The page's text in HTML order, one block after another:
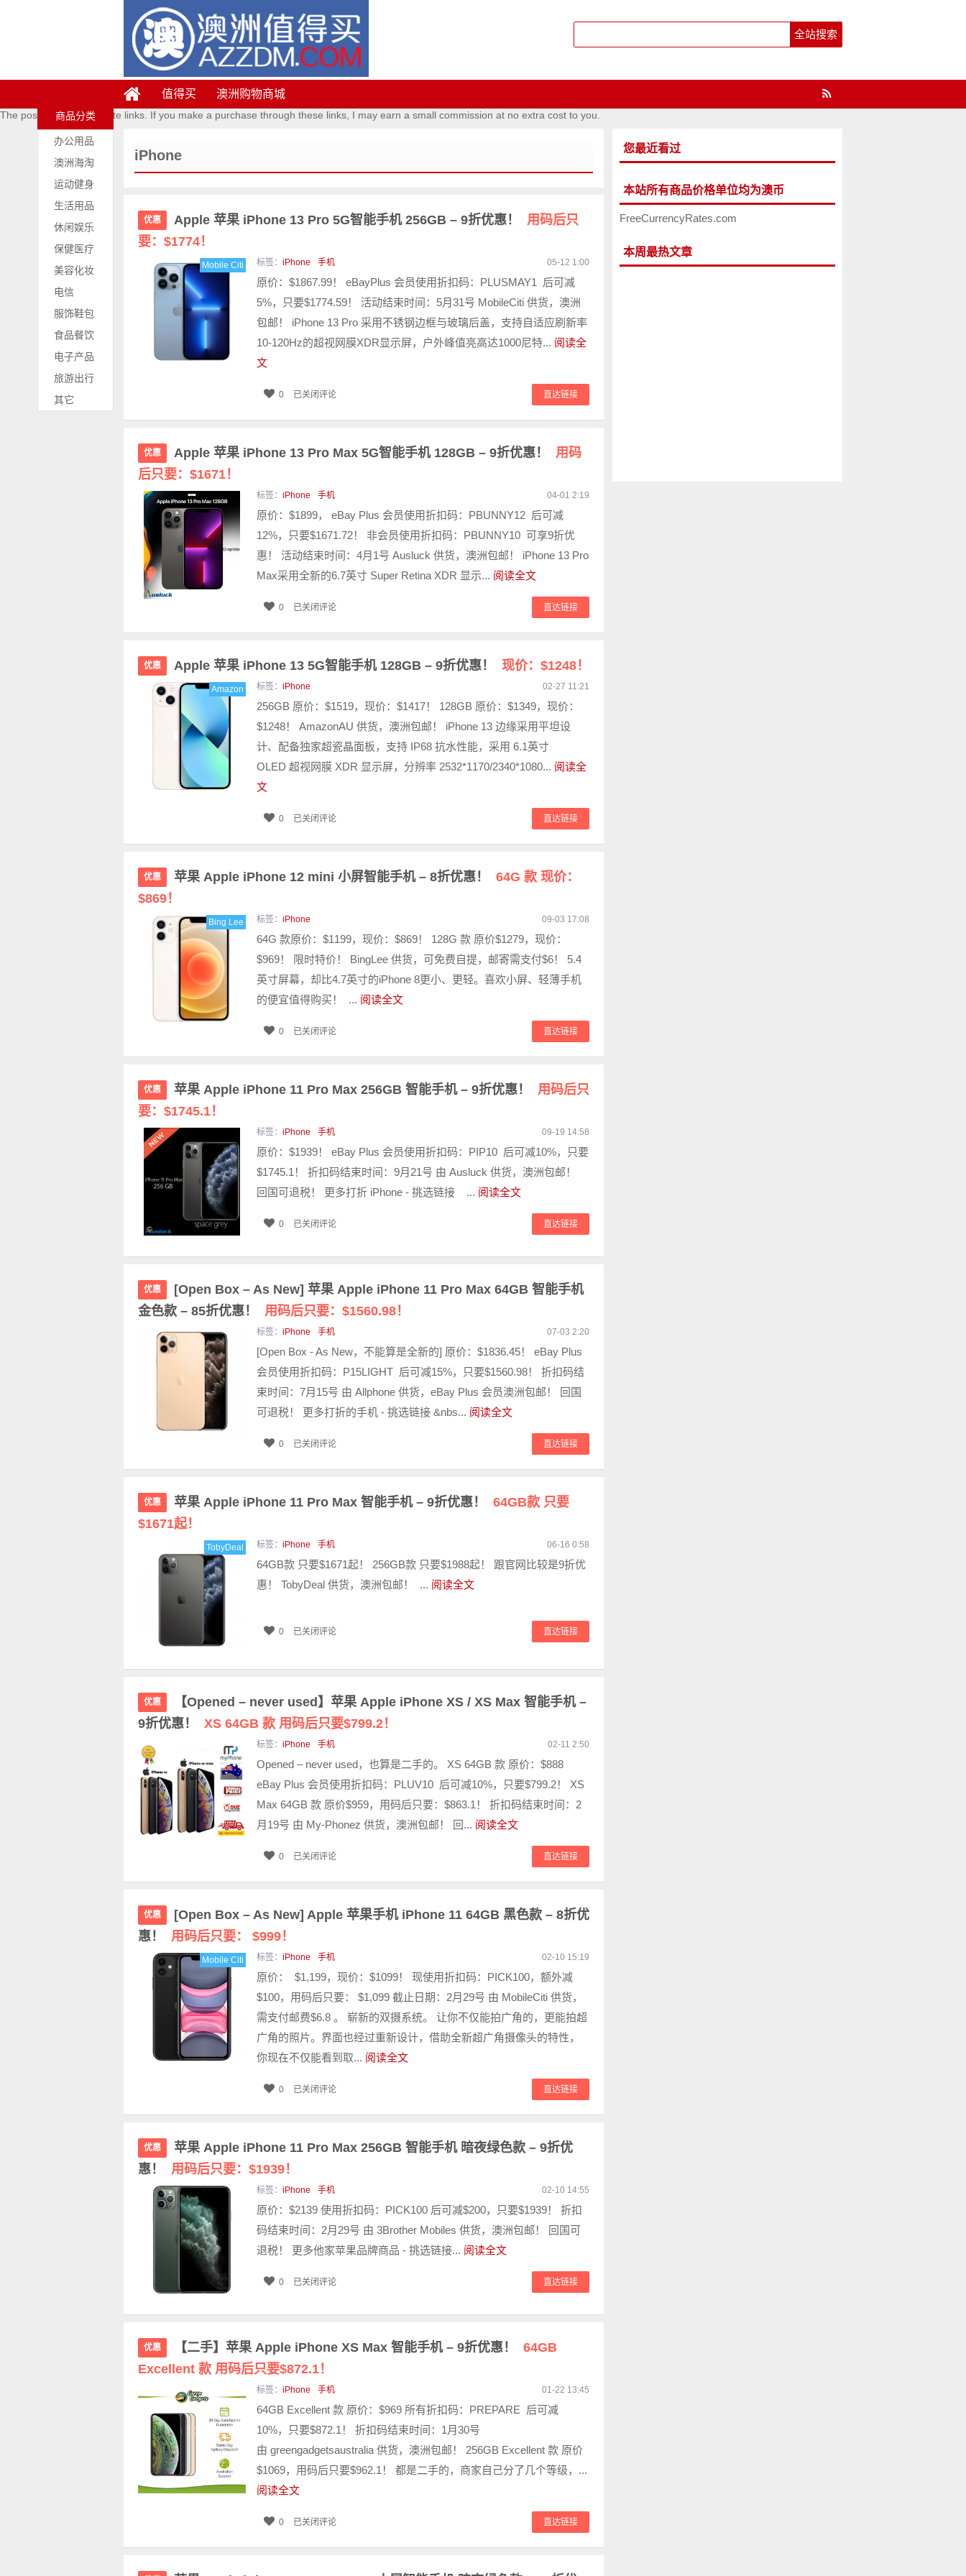
值得买 澳洲购物商城
The posts contains affiliate links. If you make a purchase through these links, I may earn a small commission at no extra cost to you.
商品分类
办公用品
澳洲海淘
运动健身
生活用品
休闲娱乐
保健医疗
美容化妆
电信
服饰鞋包
食品餐饮
电子产品
旅游出行
其它
iPhone
优惠 Apple 苹果 iPhone 13 Pro 5G智能手机 256GB – 9折优惠！
用码后只
要：$1774！
Mobile Citi 标签： iPhone 手机 05-12 1:00
原价：$1867.99！ eBayPlus 会员使用折扣码：PLUSMAY1 后可减
5%，只要$1774.59！ 活动结束时间：5月31号 MobileCiti 供货，澳洲
包邮！ iPhone 13 Pro 采用不锈钢边框与玻璃后盖，支持自适应刷新率
10-120Hz的超视网膜XDR显示屏，户外峰值亮高达1000尼特... 阅读全
文
直达链接
0 已关闭评论
优惠 Apple 苹果 iPhone 13 Pro Max 5G智能手机 128GB – 9折优惠！
用码
后只要：$1671！
标签： iPhone 手机 04-01 2:19
原价：$1899， eBay Plus 会员使用折扣码：PBUNNY12 后可减
12%，只要$1671.72！ 非会员使用折扣码：PBUNNY10 可享9折优
惠！ 活动结束时间：4月1号 Ausluck 供货，澳洲包邮！ iPhone 13 Pro
Max采用全新的6.7英寸 Super Retina XDR 显示... 阅读全文
直达链接
0 已关闭评论
优惠 Apple 苹果 iPhone 13 5G智能手机 128GB – 9折优惠！ 现价：$1248！
Amazon 标签： iPhone 02-27 11:21
256GB 原价：$1519，现价：$1417！ 128GB 原价：$1349，现价：
$1248！ AmazonAU 供货，澳洲包邮！ iPhone 13 边缘采用平坦设
计、配备独家超瓷晶面板，支持 IP68 抗水性能，采用 6.1英寸
OLED 超视网膜 XDR 显示屏，分辨率 2532*1170/2340*1080... 阅读全
文
直达链接
0 已关闭评论
优惠 苹果 Apple iPhone 12 mini 小屏智能手机 – 8折优惠！
64G 款 现价：
$869！
Bing Lee 标签： iPhone 09-03 17:08
64G 款原价：$1199，现价：$869！ 128G 款 原价$1279，现价：
$969！ 限时特价！ BingLee 供货，可免费自提，邮寄需支付$6！ 5.4
英寸屏幕，却比4.7英寸的iPhone 8更小、更轻。喜欢小屏、轻薄手机
的便宜值得购买！ ... 阅读全文
直达链接
0 已关闭评论
优惠 苹果 Apple iPhone 11 Pro Max 256GB 智能手机 – 9折优惠！
用码后只
要：$1745.1！
标签： iPhone 手机 09-19 14:58
原价：$1939！ eBay Plus 会员使用折扣码：PIP10 后可减10%，只要
$1745.1！ 折扣码结束时间：9月21号 由 Ausluck 供货，澳洲包邮！
回国可退税！ 更多打折 iPhone - 挑选链接 ... 阅读全文
直达链接
0 已关闭评论
优惠
[Open Box – As New] 苹果 Apple iPhone 11 Pro Max 64GB 智能手机
金色款 – 85折优惠！
用码后只要：$1560.98！
标签： iPhone 手机 07-03 2:20
[Open Box - As New，不能算是全新的] 原价：$1836.45！ eBay Plus
会员使用折扣码：P15LIGHT 后可减15%，只要$1560.98！ 折扣码结
束时间：7月15号 由 Allphone 供货，eBay Plus 会员澳洲包邮！ 回国
可退税！ 更多打折的手机 - 挑选链接 &nbs... 阅读全文
直达链接
0 已关闭评论
优惠 苹果 Apple iPhone 11 Pro Max 智能手机 – 9折优惠！
64GB款 只要
$1671起！
TobyDeal 标签： iPhone 手机 06-16 0:58
64GB款 只要$1671起！ 256GB款 只要$1988起！ 跟官网比较是9折优
惠！ TobyDeal 供货，澳洲包邮！ ... 阅读全文
直达链接
0 已关闭评论
优惠
【Opened – never used】苹果 Apple iPhone XS / XS Max 智能手机 –
9折优惠！
XS 64GB 款 用码后只要$799.2！
标签： iPhone 手机 02-11 2:50
Opened – never used，也算是二手的。 XS 64GB 款 原价：$888
eBay Plus 会员使用折扣码：PLUV10 后可减10%，只要$799.2！ XS
Max 64GB 款 原价$959，用码后只要：$863.1！ 折扣码结束时间：2
月19号 由 My-Phonez 供货，澳洲包邮！ 回... 阅读全文
直达链接
0 已关闭评论
优惠
[Open Box – As New] Apple 苹果手机 iPhone 11 64GB 黑色款 – 8折优
惠！
用码后只要： $999！
Mobile Citi 标签： iPhone 手机 02-10 15:19
原价： $1,199，现价：$1099！ 现使用折扣码：PICK100，额外减
$100，用码后只要： $1,099 截止日期：2月29号 由 MobileCiti 供货，
需支付邮费$6.8 。 崭新的双摄系统。 让你不仅能拍广角的，更能拍超
广角的照片。界面也经过重新设计，借助全新超广角摄像头的特性，
你现在不仅能看到取... 阅读全文
直达链接
0 已关闭评论
优惠
苹果 Apple iPhone 11 Pro Max 256GB 智能手机 暗夜绿色款 – 9折优
惠！
用码后只要：$1939！
标签： iPhone 手机 02-10 14:55
原价：$2139 使用折扣码：PICK100 后可减$200，只要$1939！ 折扣
码结束时间：2月29号 由 3Brother Mobiles 供货，澳洲包邮！ 回国可
退税！ 更多他家苹果品牌商品 - 挑选链接... 阅读全文
直达链接
0 已关闭评论
优惠 【二手】苹果 Apple iPhone XS Max 智能手机 – 9折优惠！
64GB
Excellent 款 用码后只要$872.1！
标签： iPhone 手机 01-22 13:45
64GB Excellent 款 原价：$969 所有折扣码：PREPARE 后可减
10%，只要$872.1！ 折扣码结束时间：1月30号
由 greengadgetsaustralia 供货，澳洲包邮！ 256GB Excellent 款 原价
$1069，用码后只要$962.1！ 都是二手的，商家自己分了几个等级，...
阅读全文
直达链接
0 已关闭评论
您最近看过
本站所有商品价格单位均为澳币
FreeCurrencyRates.com
本周最热文章